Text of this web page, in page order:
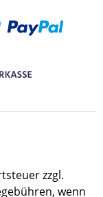
zzgl.
wenn